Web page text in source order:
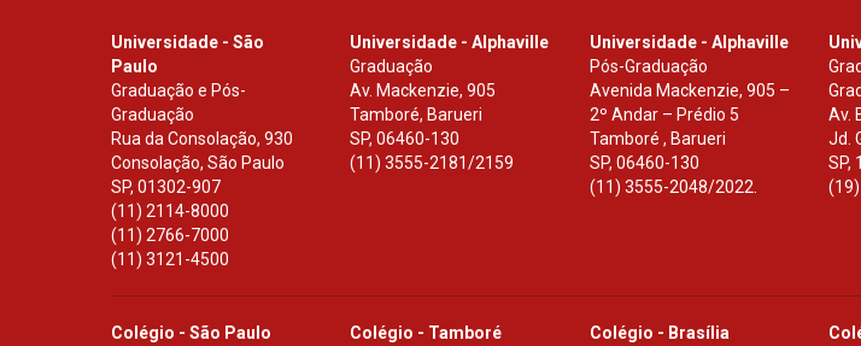
Universidade - São
Paulo
Graduação e Pós-
Graduação
Rua da Consolação, 930
Consolação, São Paulo
SP, 01302-907
(11) 2114-8000
(11) 2766-7000
(11) 3121-4500
Universidade - Alphaville
Graduação
Av. Mackenzie, 905
Tamboré, Barueri
SP,06460-130
(11) 3555-2181/2159
Universidade - Alphaville
Pós-Graduação
Avenida Mackenzie, 905 –
2º Andar – Prédio 5
Tamboré , Barueri
SP, 06460-130
(11) 3555-2048/2022.
Av.
Jd.
SP,
Colégio - São Paulo
Colégio - Tamboré
Colégio - Brasília